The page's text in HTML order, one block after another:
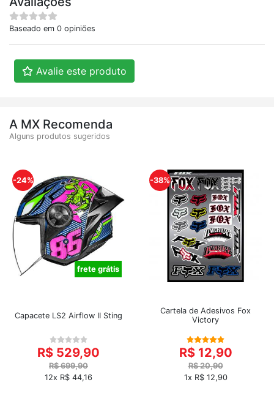
Baseado em 0 opiniões
Avalie este produto
A MX Recomenda
Alguns produtos sugeridos
-24%
frete grátis
Capacete LS2 Airflow II Sting
R$ 529,90
R$ 699,90
12x R$ 44,16
-38%
Cartela de Adesivos Fox
Victory
R$ 12,90
R$ 20,90
1x R$ 12,90